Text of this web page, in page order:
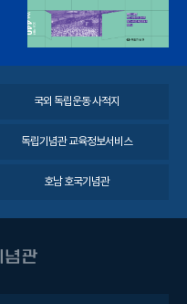
국외 독립운동 사적지
독립기념관 교육정보서비스
호남 호국기념관